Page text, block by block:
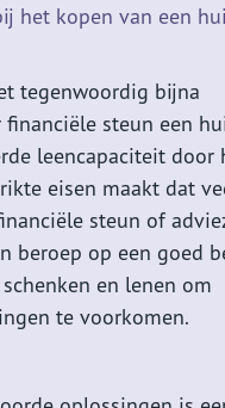
het kopen van een
tegenwoordig bijna
steun een
leencapaciteit door
eisen maakt dat
steun of
beroep op een goed
en lenen om
te voorkomen.